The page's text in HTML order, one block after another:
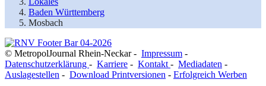
Baden Württemberg
Mosbach
© MetropolJournal Rhein-Neckar - Impressum -
Datenschutzerklärung - Karriere - Kontakt - Mediadaten -
Auslagestellen - Download Printversionen - Erfolgreich Werben